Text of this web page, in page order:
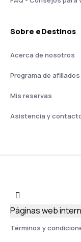
Sobre eDestinos
Acerca de nosotros
Programa de afiliados
Mis reservas
Asistencia y
Términos y
Páginas web